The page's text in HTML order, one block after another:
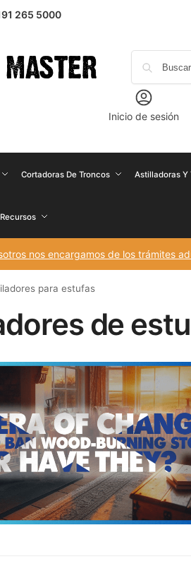
265 5000
Inicio de sesión
Cortadoras De Troncos Astilladoras Y
Recursos
nos encargamos de los trámites
para estufas
de